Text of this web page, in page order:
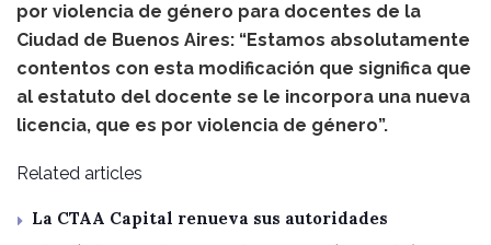
por violencia de género para docentes de la
Ciudad de Buenos Aires: “Estamos absolutamente
contentos con esta modificación que significa que
al estatuto del docente se le incorpora una nueva
licencia, que es por violencia de género”.
Related articles
La CTAA Capital renueva sus autoridades